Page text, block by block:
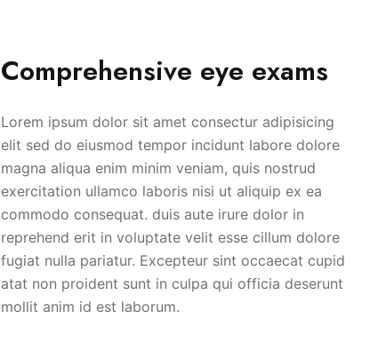
Comprehensive eye exams
Lorem ipsum dolor sit amet consectur adipisicing
elit sed do eiusmod tempor incidunt labore dolore
magna aliqua enim minim veniam, quis nostrud
exercitation ullamco laboris nisi ut aliquip ex ea
commodo consequat. duis aute irure dolor in
reprehend erit in voluptate velit esse cillum dolore
fugiat nulla pariatur. Excepteur sint occaecat cupid
atat non proident sunt in culpa qui officia deserunt
mollit anim id est laborum.